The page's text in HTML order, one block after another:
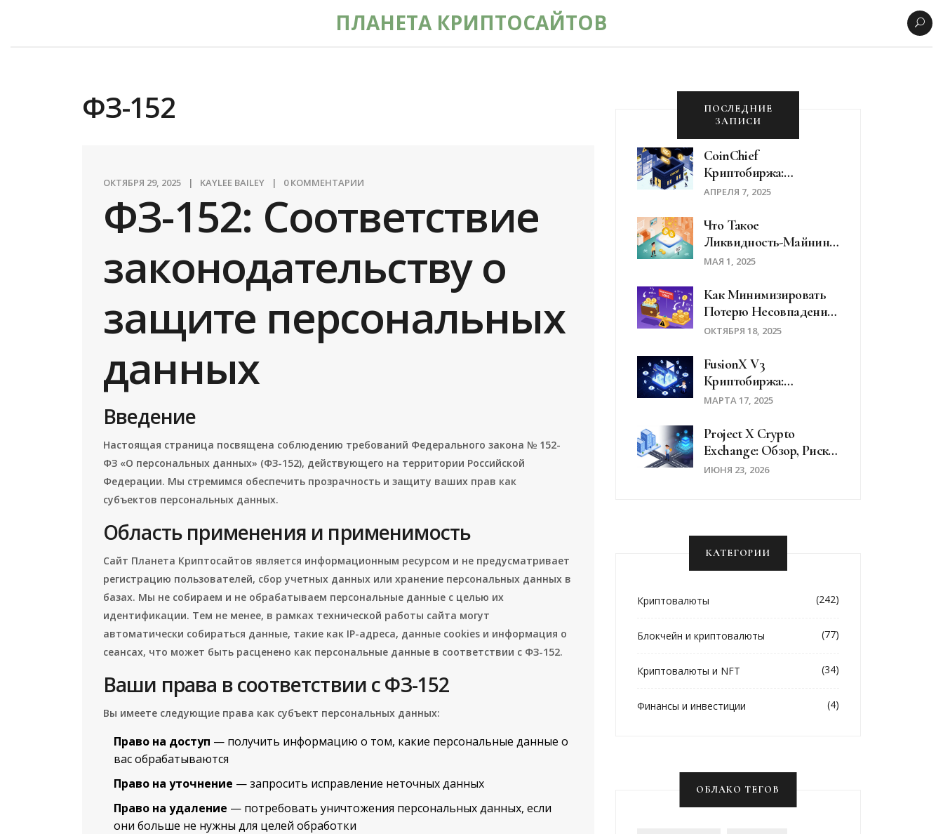
ПЛАНЕТА КРИПТОСАЙТОВ
ФЗ-152
ОКТЯБРЯ 29, 2025 KAYLEE BAILEY 0 КОММЕНТАРИИ
ФЗ-152: Соответствие
законодательству о
защите персональных
данных
Введение
Настоящая страница посвящена соблюдению требований Федерального закона № 152-
ФЗ «О персональных данных» (ФЗ-152), действующего на территории Российской
Федерации. Мы стремимся обеспечить прозрачность и защиту ваших прав как
субъектов персональных данных.
Область применения и применимость
Сайт Планета Криптосайтов является информационным ресурсом и не предусматривает
регистрацию пользователей, сбор учетных данных или хранение персональных данных в
базах. Мы не собираем и не обрабатываем персональные данные с целью их
идентификации. Тем не менее, в рамках технической работы сайта могут
автоматически собираться данные, такие как IP-адреса, данные cookies и информация о
сеансах, что может быть расценено как персональные данные в соответствии с ФЗ-152.
Ваши права в соответствии с ФЗ-152
Вы имеете следующие права как субъект персональных данных:
Право на доступ — получить информацию о том, какие персональные данные о
вас обрабатываются
Право на уточнение — запросить исправление неточных данных
Право на удаление — потребовать уничтожения персональных данных, если
они больше не нужны для целей обработки
ПОСЛЕДНИЕ
ЗАПИСИ
CoinChief
Криптобиржа:
Реальный Обзор
Безопасности В 2025
Году
АПРЕЛЯ 7, 2025
Что Такое
Ликвидность-Майнинг
В DeFi: Простое
Новичков
МАЯ 1, 2025
Как Минимизировать
Потерю Несовпадения
В Децентрализованных
ОКТЯБРЯ 18, 2025
FusionX V3
Криптобиржа:
Реальный Обзор
Рисков
МАРТА 17, 2025
Project X Crypto
Exchange: Обзор, Риски
И Реальность
ИЮНЯ 23, 2026
КАТЕГОРИИ
Криптовалюты (242)
Блокчейн и криптовалюты (77)
Криптовалюты и NFT (34)
Финансы и инвестиции (4)
ОБЛАКО ТЕГОВ